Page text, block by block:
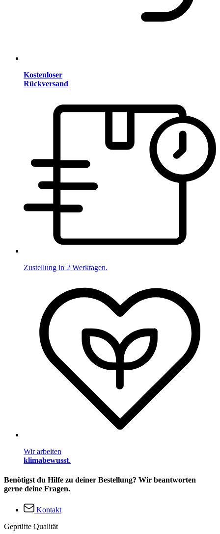
Kostenloser
Rückversand
Zustellung in 2 Werktagen.
Wir arbeiten
klimabewusst.
Benötigst du Hilfe zu deiner Bestellung? Wir beantworten
gerne deine Fragen.
Kontakt
Geprüfte Qualität